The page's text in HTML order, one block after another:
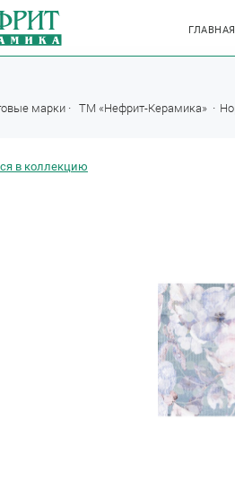
ГЛАВНАЯ
марки ТМ «Нефрит-Керамика»
в коллекцию